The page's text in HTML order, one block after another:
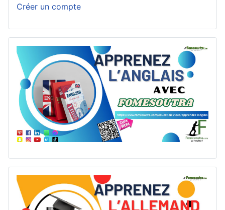
Créer un compte